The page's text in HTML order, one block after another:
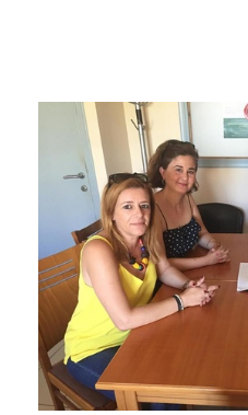
2015
2013
2012
2011
2010
2006
ΤΟΠΟΣ